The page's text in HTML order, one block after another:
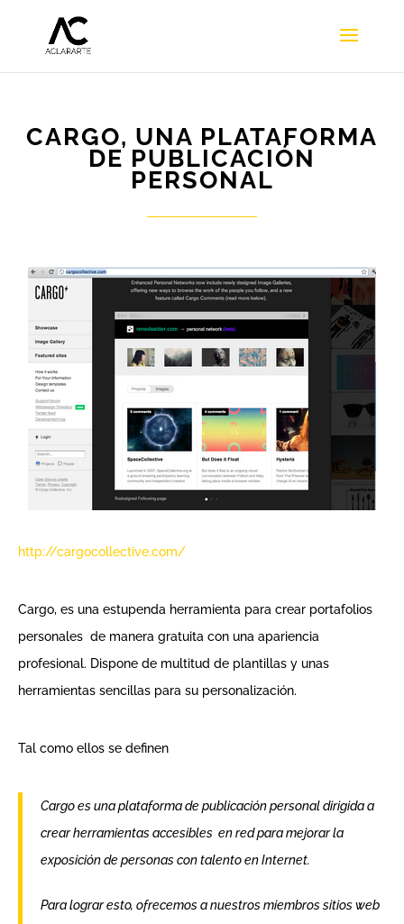
CARGO, UNA PLATAFORMA
DE PUBLICACIÓN
PERSONAL
http://cargocollective.com/
Cargo, es una estupenda herramienta para crear portafolios
personales de manera gratuita con una apariencia
profesional. Dispone de multitud de plantillas y unas
herramientas sencillas para su personalización.
Tal como ellos se definen
Cargo es una plataforma de publicación personal dirigida a
crear herramientas accesibles en red para mejorar la
exposición de personas con talento en Internet.
Para lograr esto, ofrecemos a nuestros miembros sitios web